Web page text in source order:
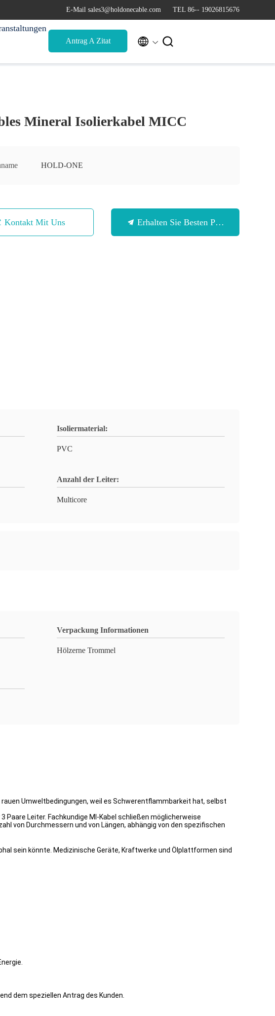
E-Mail sales3@holdonecable.com TEL 86-- 19026815676
Antrag A Zitat  
Mineral Isolierkabel MICC
HOLD-ONE
Kontakt Mit Uns Erhalten Sie Besten Preis
Isoliermaterial:
PVC
Anzahl der Leiter:
Multicore
Verpackung Informationen
Hölzerne Trommel
Umweltbedingungen, weil es Schwerentflammbarkeit hat, selbst
Paare Leiter. Fachkundige MI-Kabel schließen möglicherweise
von Durchmessern und von Längen, abhängig von den spezifischen
sein könnte. Medizinische Geräte, Kraftwerke und Ölplattformen sind
dem speziellen Antrag des Kunden.